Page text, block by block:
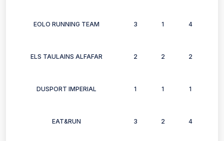
EOLO RUNNING TEAM 3 1 4
ELS TAULAINS ALFAFAR 2 2 2
DUSPORT IMPERIAL 1 1 1
EAT&RUN 3 2 4